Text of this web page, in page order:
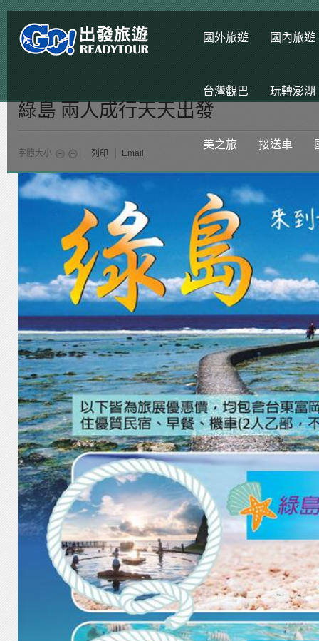
國外旅遊 國內旅遊
台灣觀巴 玩轉澎湖
美之旅 接送車
綠島 兩人成行天天出發
字體大小 列印 Email